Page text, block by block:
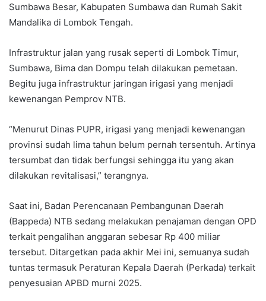
Sumbawa Besar, Kabupaten Sumbawa dan Rumah Sakit
Mandalika di Lombok Tengah.
Infrastruktur jalan yang rusak seperti di Lombok Timur,
Sumbawa, Bima dan Dompu telah dilakukan pemetaan.
Begitu juga infrastruktur jaringan irigasi yang menjadi
kewenangan Pemprov NTB.
“Menurut Dinas PUPR, irigasi yang menjadi kewenangan
provinsi sudah lima tahun belum pernah tersentuh. Artinya
tersumbat dan tidak berfungsi sehingga itu yang akan
dilakukan revitalisasi,” terangnya.
Saat ini, Badan Perencanaan Pembangunan Daerah
(Bappeda) NTB sedang melakukan penajaman dengan OPD
terkait pengalihan anggaran sebesar Rp 400 miliar
tersebut. Ditargetkan pada akhir Mei ini, semuanya sudah
tuntas termasuk Peraturan Kepala Daerah (Perkada) terkait
penyesuaian APBD murni 2025.